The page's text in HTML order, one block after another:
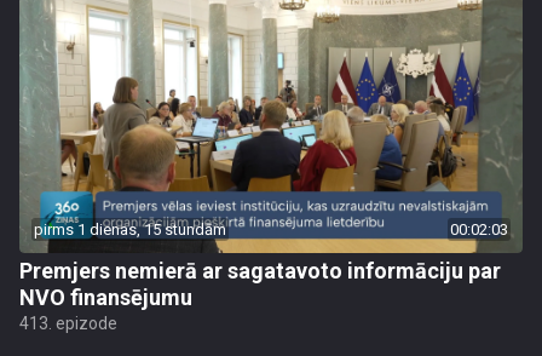
pirms 1 dienas, 15 stundām 00:02:03
Premjers nemierā ar sagatavoto informāciju par
NVO finansējumu
413. epizode